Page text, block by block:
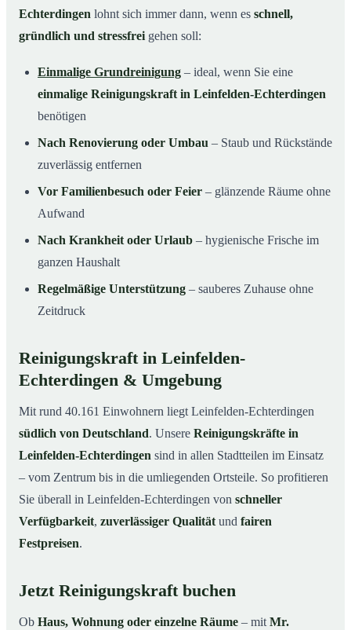
Echterdingen lohnt sich immer dann, wenn es schnell,
gründlich und stressfrei gehen soll:
Einmalige Grundreinigung – ideal, wenn Sie eine
einmalige Reinigungskraft in Leinfelden-Echterdingen
benötigen
Nach Renovierung oder Umbau – Staub und Rückstände
zuverlässig entfernen
Vor Familienbesuch oder Feier – glänzende Räume ohne
Aufwand
Nach Krankheit oder Urlaub – hygienische Frische im
ganzen Haushalt
Regelmäßige Unterstützung – sauberes Zuhause ohne
Zeitdruck
Reinigungskraft in Leinfelden-
Echterdingen & Umgebung
Mit rund 40.161 Einwohnern liegt Leinfelden-Echterdingen
südlich von Deutschland. Unsere Reinigungskräfte in
Leinfelden-Echterdingen sind in allen Stadtteilen im Einsatz
– vom Zentrum bis in die umliegenden Ortsteile. So profitieren
Sie überall in Leinfelden-Echterdingen von schneller
Verfügbarkeit, zuverlässiger Qualität und fairen
Festpreisen.
Jetzt Reinigungskraft buchen
Ob Haus, Wohnung oder einzelne Räume – mit Mr.